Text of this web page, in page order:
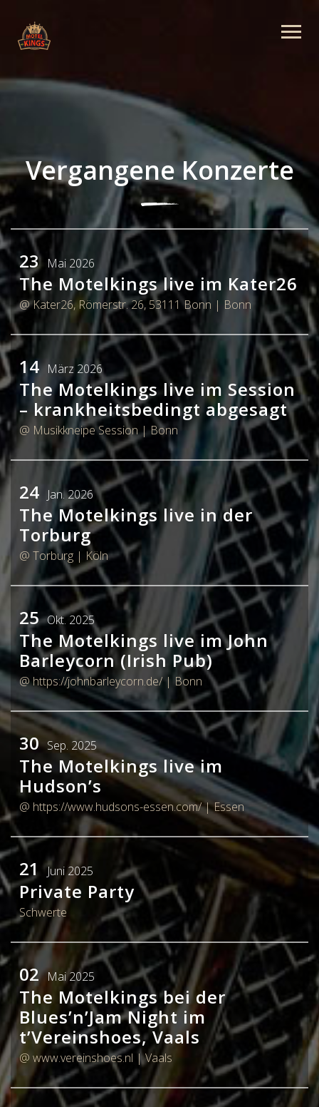
HOME
BAND
KONZERTE
MEDIA
Vergangene Konzerte
23 Mai 2026
The Motelkings live im Kater26
@ Kater26, Römerstr. 26, 53111 Bonn | Bonn
14 März 2026
The Motelkings live im Session
– krankheitsbedingt abgesagt
@ Musikkneipe Session| Bonn
24 Jan. 2026
The Motelkings live in der
Torburg
@ Torburg | Köln
25 Okt. 2025
The Motelkings live im John
Barleycorn (Irish Pub)
@ https://johnbarleycorn.de/| Bonn
30 Sep. 2025
The Motelkings live im
Hudson’s
@ https://www.hudsons-essen.com/| Essen
21 Juni 2025
Private Party
Schwerte
02 Mai 2025
The Motelkings bei der
Blues’n’Jam Night im
t’Vereinshoes, Vaals
@ www.vereinshoes.nl | Vaals